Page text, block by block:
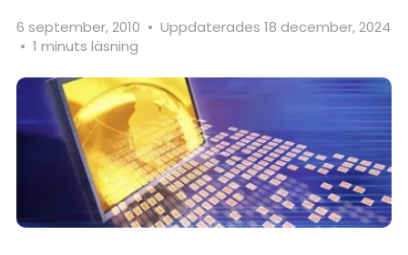
6 september, 2010 • Uppdaterades 18 december, 2024
• 1 minuts läsning